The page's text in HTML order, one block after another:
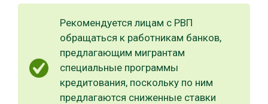
Рекомендуется лицам с РВП
обращаться к работникам банков,
предлагающим мигрантам
специальные программы
кредитования, поскольку по ним
предлагаются сниженные ставки